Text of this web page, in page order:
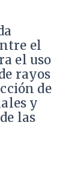
el
el uso
rayos
de
y
las